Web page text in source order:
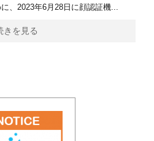
、2023年6月28日に顔認証機...
きを見る